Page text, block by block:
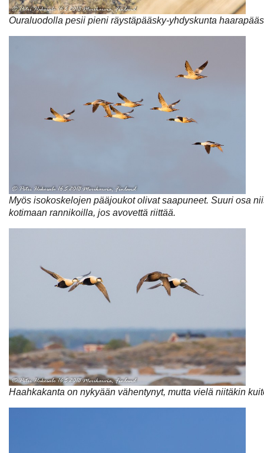
Ouraluodolla pesii pieni räystäpääsky-yhdyskunta
Myös isokoskelojen pääjoukot olivat saapuneet. Suuri osa
kotimaan rannikoilla, jos avovettä riittää.
Haahkakanta on nykyään vähentynyt, mutta vielä niitäkin